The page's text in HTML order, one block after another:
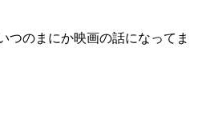
つのまにか映画の話になってま